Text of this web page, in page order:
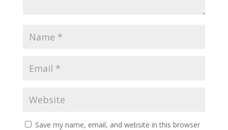
Save my name, email, and website in this browser